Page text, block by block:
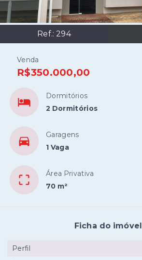
Ref.: 294
Venda
R$350.000,00
Dormitórios
2 Dormitórios
Garagens
1 Vaga
Área Privativa
70 m²
Ficha do imóvel
Perfil